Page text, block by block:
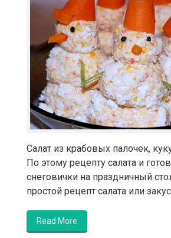
Салат из крабовых палочек,
По этому рецепту салата и
снеговички на праздничный
простой рецепт салата или
Read More